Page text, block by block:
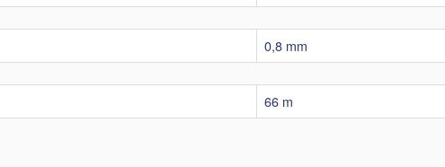
0,8 mm
66 m